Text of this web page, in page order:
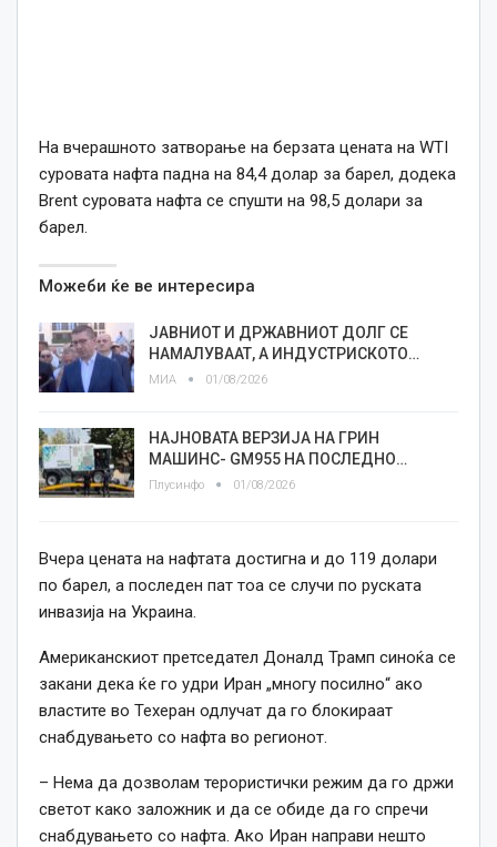
На вчерашното затворање на берзата цената на WTI
суровата нафта падна на 84,4 долар за барел, додека
Brent суровата нафта се спушти на 98,5 долари за
барел.
Можеби ќе ве интересира
ЈАВНИОТ И ДРЖАВНИОТ ДОЛГ СЕ
НАМАЛУВААТ, А ИНДУСТРИСКОТО…
МИА 01/08/2026
НАЈНОВАТА ВЕРЗИЈА НА ГРИН
МАШИНС- GM955 НА ПОСЛЕДНО…
Плусинфо 01/08/2026
Вчера цената нa нафтата достигна и до 119 долари
по барел, а последен пат тоа се случи по руската
инвазија на Украина.
Американскиот претседател Доналд Трамп синоќа се
закани дека ќе го удри Иран „многу посилно“ ако
властите во Техеран одлучат да го блокираат
снабдувањето со нафта во регионот.
– Нема да дозволам терористички режим да го држи
светот како заложник и да се обиде да го спречи
снабдувањето со нафта. Ако Иран направи нешто